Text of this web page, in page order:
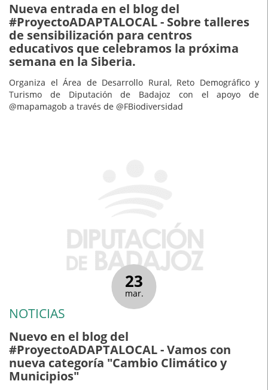
Nueva entrada en el blog del
#ProyectoADAPTALOCAL - Sobre talleres
de sensibilización para centros
educativos que celebramos la próxima
semana en la Siberia.
Organiza el Área de Desarrollo Rural, Reto Demográfico y
Turismo de Diputación de Badajoz con el apoyo de
@mapamagob a través de @FBiodiversidad
23
mar.
NOTICIAS
Nuevo en el blog del
#ProyectoADAPTALOCAL - Vamos con
nueva categoría "Cambio Climático y
Municipios"